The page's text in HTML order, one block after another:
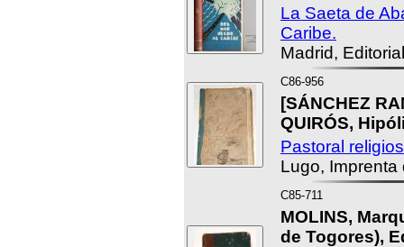
La Saeta de
Caribe.
Madrid,
C86-956
[SÁNCHEZ
QUIRÓS,
Pastoral
Lugo, Imprenta
C85-711
MOLINS,
de Togores),